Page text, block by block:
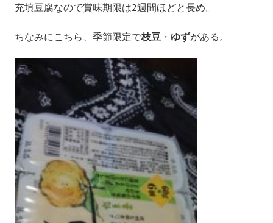
充填豆腐なので賞味期限は2週間ほどと長め。
ちなみにこちら、季節限定で枝豆 ・ ゆずがある。